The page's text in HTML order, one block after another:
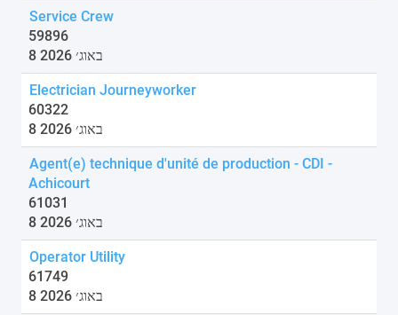
Service Crew
59896
8 באוג׳ 2026
Electrician Journeyworker
60322
8 באוג׳ 2026
Agent(e) technique d'unité de production - CDI -
Achicourt
61031
8 באוג׳ 2026
Operator Utility
61749
8 באוג׳ 2026